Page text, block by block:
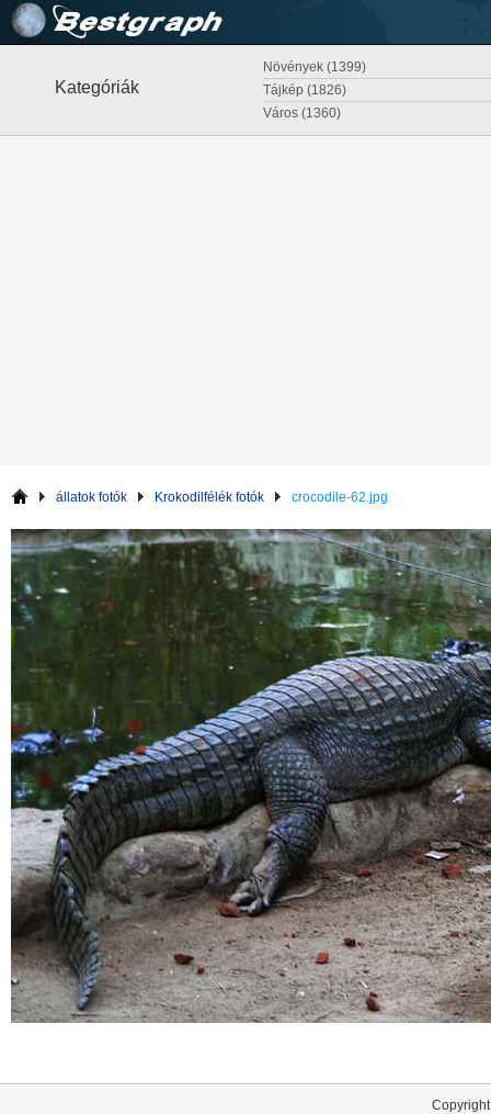
Kategóriák
Növények (1399)
Tájkép (1826)
Város (1360)
állatok fotók Krokodilfélék fotók crocodile-62.jpg